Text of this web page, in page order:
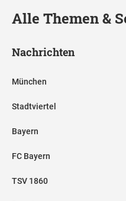
Alle Themen &
Nachrichten
München
Stadtviertel
Bayern
FC Bayern
TSV 1860